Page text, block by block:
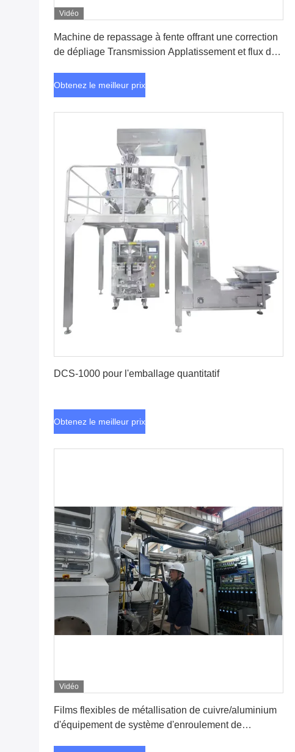
Vidéo
Machine de repassage à fente offrant une correction
de dépliage Transmission Applatissement et flux de
Obtenez le meilleur prix
DCS-1000 pour l'emballage quantitatif
Obtenez le meilleur prix
Vidéo
Films flexibles de métallisation de cuivre/aluminium
d'équipement de système d'enroulement de